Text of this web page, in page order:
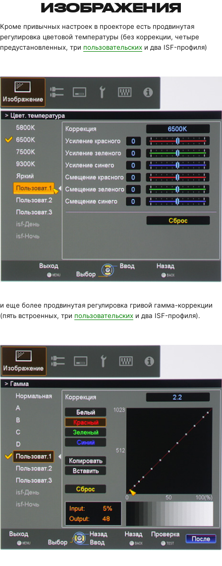
ИЗОБРАЖЕНИЯ
Кроме привычных настроек в проекторе есть продвинутая
регулировка цветовой температуры (без коррекции, четыре
предустановленных, три пользовательских и два ISF-профиля)
и еще более продвинутая регулировка гривой гамма-коррекции
(пять встроенных, три пользовательских и два ISF-профиля).